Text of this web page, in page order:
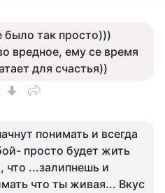
так просто)))
вредное, ему се время
для счастья))
понимать и всегда
просто будет жить
что ...залипнешь и
что ты живая... Вкус